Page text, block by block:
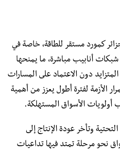
كمورد مستقر للطاقة، خاصة في
شبكات أنابيب مباشرة، ما يمنحها
دون الاعتماد على المسارات
الأزمة لفترة أطول يعزز من أهمية
أولويات الأسواق المستهلكة.
وتأخر عودة الإنتاج إلى
نحو مرحلة تمتد فيها تداعيات